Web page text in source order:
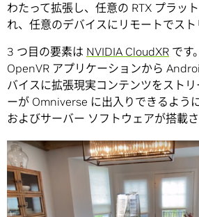
わたって拡張し、任意の RTX プラッ
れ、任意のデバイスにリモートでスト
3 つ目の要素は NVIDIA CloudXR です
OpenVR アプリケーションから
バイスに拡張現実コンテンツをスト
ーが Omniverse に出入りできるよう
およびサーバー ソフトウェアが搭載さ